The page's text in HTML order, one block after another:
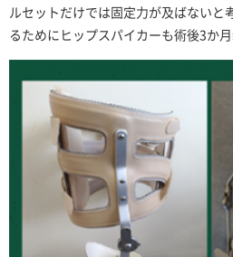
ルセットだけでは固定力が及ばないと
るためにヒップスパイカーも術後3か月